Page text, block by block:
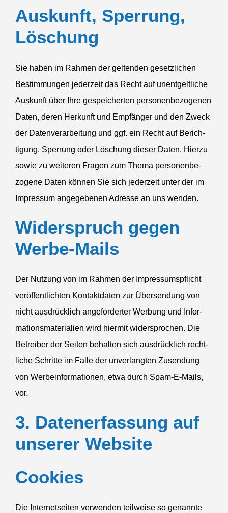
Auskunft, Sperrung,
Löschung
Sie haben im Rahmen der geltenden gesetz­lichen
Bestim­mungen jederzeit das Recht auf unent­gelt­liche
Auskunft über Ihre gespei­cherten perso­nen­be­zo­genen
Daten, deren Herkunft und Empfänger und den Zweck
der Daten­ver­ar­beitung und ggf. ein Recht auf Berich­
tigung, Sperrung oder Löschung dieser Daten. Hierzu
sowie zu weiteren Fragen zum Thema perso­nen­be­
zogene Daten können Sie sich jederzeit unter der im
Impressum angege­benen Adresse an uns wenden.
Wider­spruch gegen
Werbe-Mails
Der Nutzung von im Rahmen der Impres­sums­pflicht
veröf­fent­lichten Kontakt­daten zur Übersendung von
nicht ausdrücklich angefor­derter Werbung und Infor­
ma­ti­ons­ma­te­rialien wird hiermit wider­sprochen. Die
Betreiber der Seiten behalten sich ausdrücklich recht­
liche Schritte im Falle der unver­langten Zusendung
von Werbe­infor­ma­tionen, etwa durch Spam-E-Mails,
vor.
3. Daten­er­fassung auf
unserer Website
Cookies
Die Inter­net­seiten verwenden teilweise so genannte